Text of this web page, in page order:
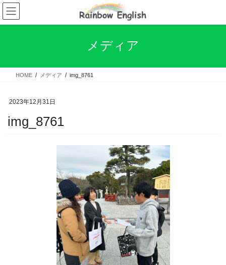
コ
ン
テ
ス
ナ
ビ
ゲ
ン
メディア
HOME メディア img_8761
2023年12月31日
img_8761